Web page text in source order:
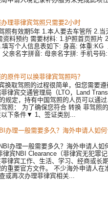
理菲律宾驾照只需要2小时
照有效期5年 1.本人要去车管所 2.当
资料预约 需要材料: 1.护照首页照片
填写个人信息表如下: 身高: 体重:KG
亲名字拼音: 母亲名字拼: 手机号码
原件可以换菲律宾驾照吗？
换取驾照的过程很简单，但您需要
律宾交通管理局（LTO，Land
规定，持有中国驾照的人员可以通
驾照： 为了确保您符合 转换 菲驾照
以下条件▼ 1、签证类别...
办理一般需要多久？海外申请人如
办理一般需要多久？海外申请人如
律宾NBI Clearance（菲律宾无犯罪
律宾工作、生活、学习、经商或长
重要官方文件。 不少海外申请人在
或再次办理菲律宾相关...